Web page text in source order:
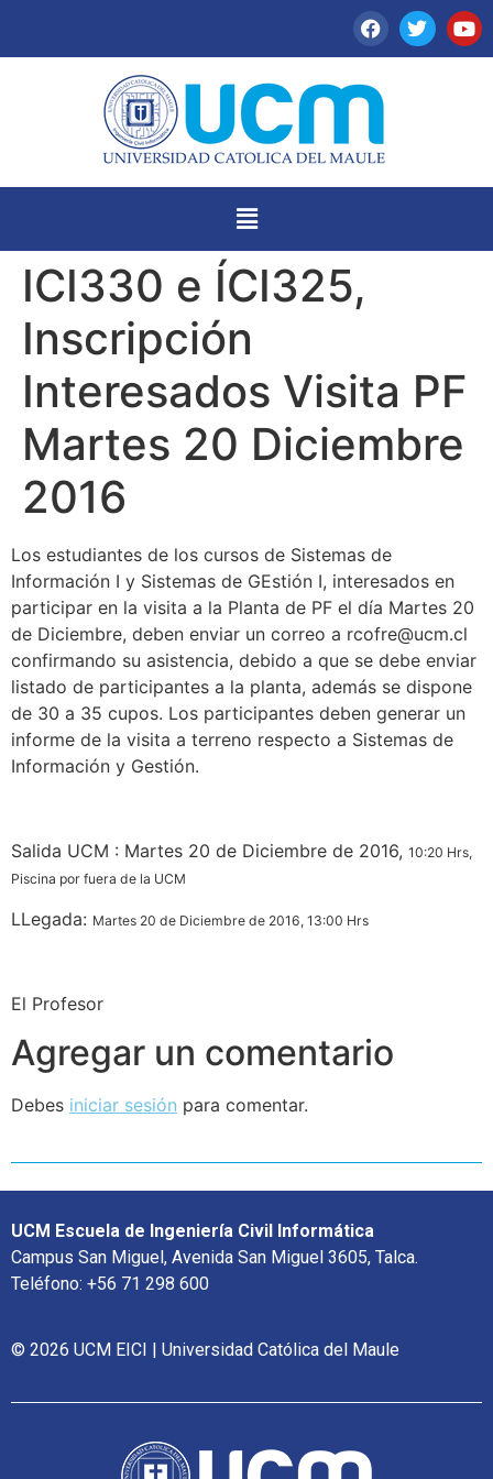
ICI330 e ÍCI325,
Inscripción
Interesados Visita PF
Martes 20 Diciembre
2016
Los estudiantes de los cursos de Sistemas de
Información I y Sistemas de GEstión I, interesados en
participar en la visita a la Planta de PF el día Martes 20
de Diciembre, deben enviar un correo a rcofre@ucm.cl
confirmando su asistencia, debido a que se debe enviar
listado de participantes a la planta, además se dispone
de 30 a 35 cupos. Los participantes deben generar un
informe de la visita a terreno respecto a Sistemas de
Información y Gestión.
Salida UCM : Martes 20 de Diciembre de 2016, 10:20 Hrs,
Piscina por fuera de la UCM
LLegada: Martes 20 de Diciembre de 2016, 13:00 Hrs
El Profesor
Agregar un comentario
Debes iniciar sesión para comentar.
UCM Escuela de Ingeniería Civil Informática
Campus San Miguel, Avenida San Miguel 3605, Talca.
Teléfono: +56 71 298 600
© 2026 UCM EICI | Universidad Católica del Maule